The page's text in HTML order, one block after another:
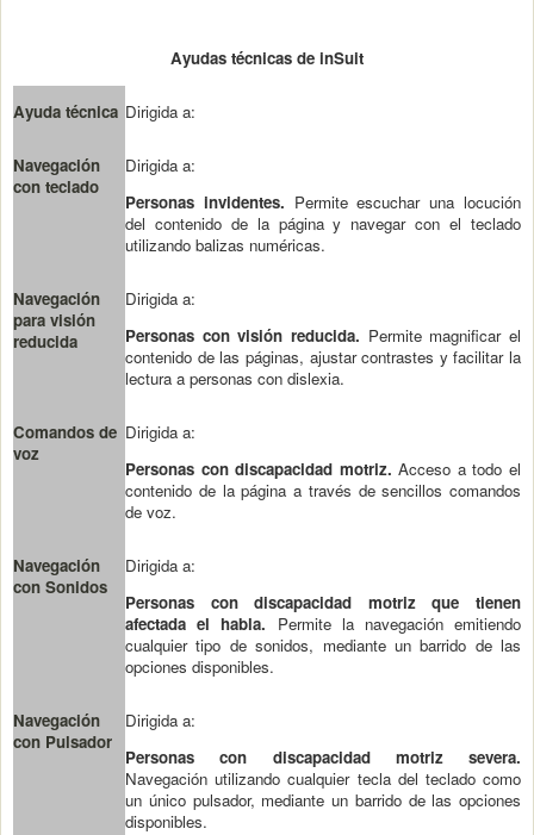
Ayudas técnicas de inSuit
Ayuda técnica Dirigida a:
Navegación
con teclado
Dirigida a:
Personas invidentes. Permite escuchar una locución
del contenido de la página y navegar con el teclado
utilizando balizas numéricas.
Navegación
para visión
reducida
Dirigida a:
Personas con visión reducida. Permite magnificar el
contenido de las páginas, ajustar contrastes y facilitar la
lectura a personas con dislexia.
Comandos de
voz
Dirigida a:
Personas con discapacidad motriz. Acceso a todo el
contenido de la página a través de sencillos comandos
de voz.
Navegación
con Sonidos
Dirigida a:
Personas con discapacidad motriz que tienen
afectada el habla. Permite la navegación emitiendo
cualquier tipo de sonidos, mediante un barrido de las
opciones disponibles.
Navegación
con Pulsador
Dirigida a:
Personas con discapacidad motriz severa.
Navegación utilizando cualquier tecla del teclado como
un único pulsador, mediante un barrido de las opciones
disponibles.